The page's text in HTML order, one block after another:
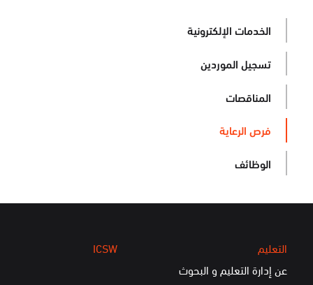
الخدمات الإلكترونية
تسجيل الموردين
المناقصات
فرص الرعاية
الوظائف
التعليم
عن إدارة التعليم و البحوث
ICSW